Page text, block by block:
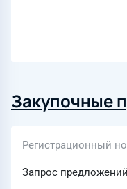
Закупочные
Регистрационный
Запрос